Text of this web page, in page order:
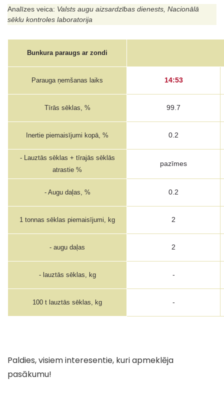
Analīzes veica: Valsts augu aizsardzības dienests, Nacionālā
sēklu kontroles laboratorija
Bunkura paraugs ar zondi
Parauga ņemšanas laiks 14:53
Tīrās sēklas, % 99.7
Inertie piemaisījumi kopā, % 0.2
- Lauztās sēklas + tīrajās sēklās
atrastie %
pazīmes
- Augu daļas, % 0.2
1 tonnas sēklas piemaisījumi, kg 2
- augu daļas 2
- lauztās sēklas, kg -
100 t lauztās sēklas, kg -
Paldies, visiem interesentie, kuri apmeklēja
pasākumu!